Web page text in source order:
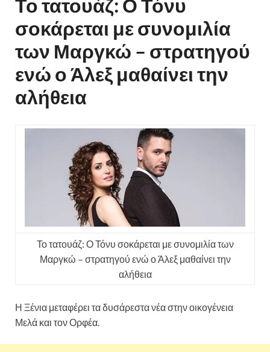
Το τατουάζ: Ο Τόνυ
σοκάρεται με συνομιλία
των Μαργκώ – στρατηγού
ενώ ο Άλεξ μαθαίνει την
αλήθεια
Το τατουάζ: Ο Τόνυ σοκάρεται με συνομιλία των
Μαργκώ – στρατηγού ενώ ο Άλεξ μαθαίνει την
αλήθεια
Η Ξένια μεταφέρει τα δυσάρεστα νέα στην οικογένεια
Μελά και τον Ορφέα.